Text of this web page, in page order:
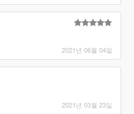
2021년 06월 04일
2021년 03월 23일